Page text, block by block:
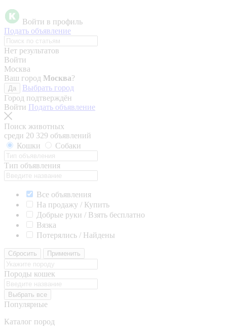
Войти в профиль
Подать объявление
Нет результатов
Войти
Москва
Ваш город Москва?
Да
Выбрать город
Город подтверждён
Войти Подать объявление
Поиск животных
среди 20 329 объявлений
Кошки
Собаки
Тип объявления
Все объявления
На продажу / Купить
Добрые руки / Взять бесплатно
Вязка
Потерялись / Найдены
Сбросить Применить
Породы кошек
Выбрать все
Популярные
Каталог пород